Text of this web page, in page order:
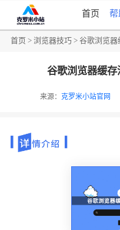
首页 帮
首页 >浏览器技巧 > 谷歌浏览器
谷歌浏览器缓存
来源：克罗米小站官网